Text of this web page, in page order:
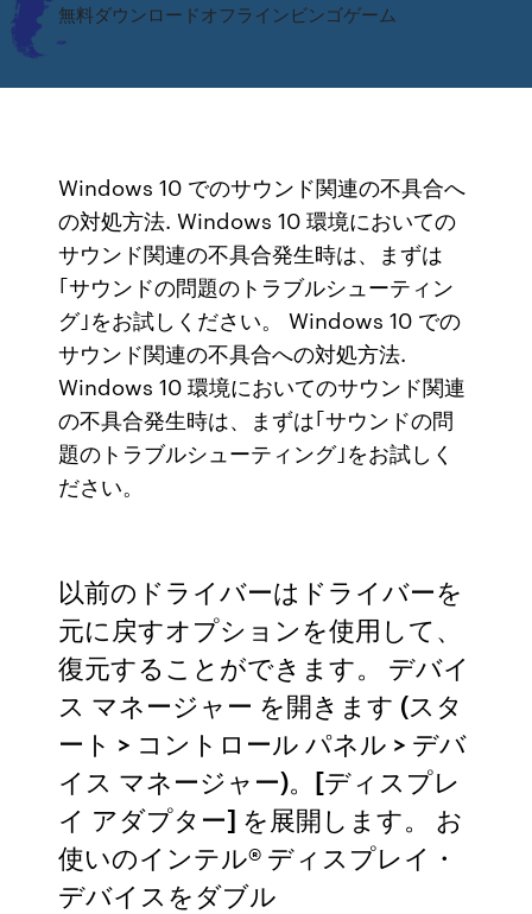
無料ダウンロードオフラインビンゴゲーム
Windows 10 でのサウンド関連の不具合へ
の対処方法. Windows 10 環境においての
サウンド関連の不具合発生時は、まずは
｢サウンドの問題のトラブルシューティン
グ｣をお試しください。 Windows 10 での
サウンド関連の不具合への対処方法.
Windows 10 環境においてのサウンド関連
の不具合発生時は、まずは｢サウンドの問
題のトラブルシューティング｣をお試しく
ださい。
以前のドライバーはドライバーを
元に戻すオプションを使用して、
復元することができます。 デバイ
ス マネージャー を開きます (スタ
ート > コントロール パネル > デバ
イス マネージャー)。[ディスプレ
イ アダプター] を展開します。 お
使いのインテル® ディスプレイ・
デバイスをダブル